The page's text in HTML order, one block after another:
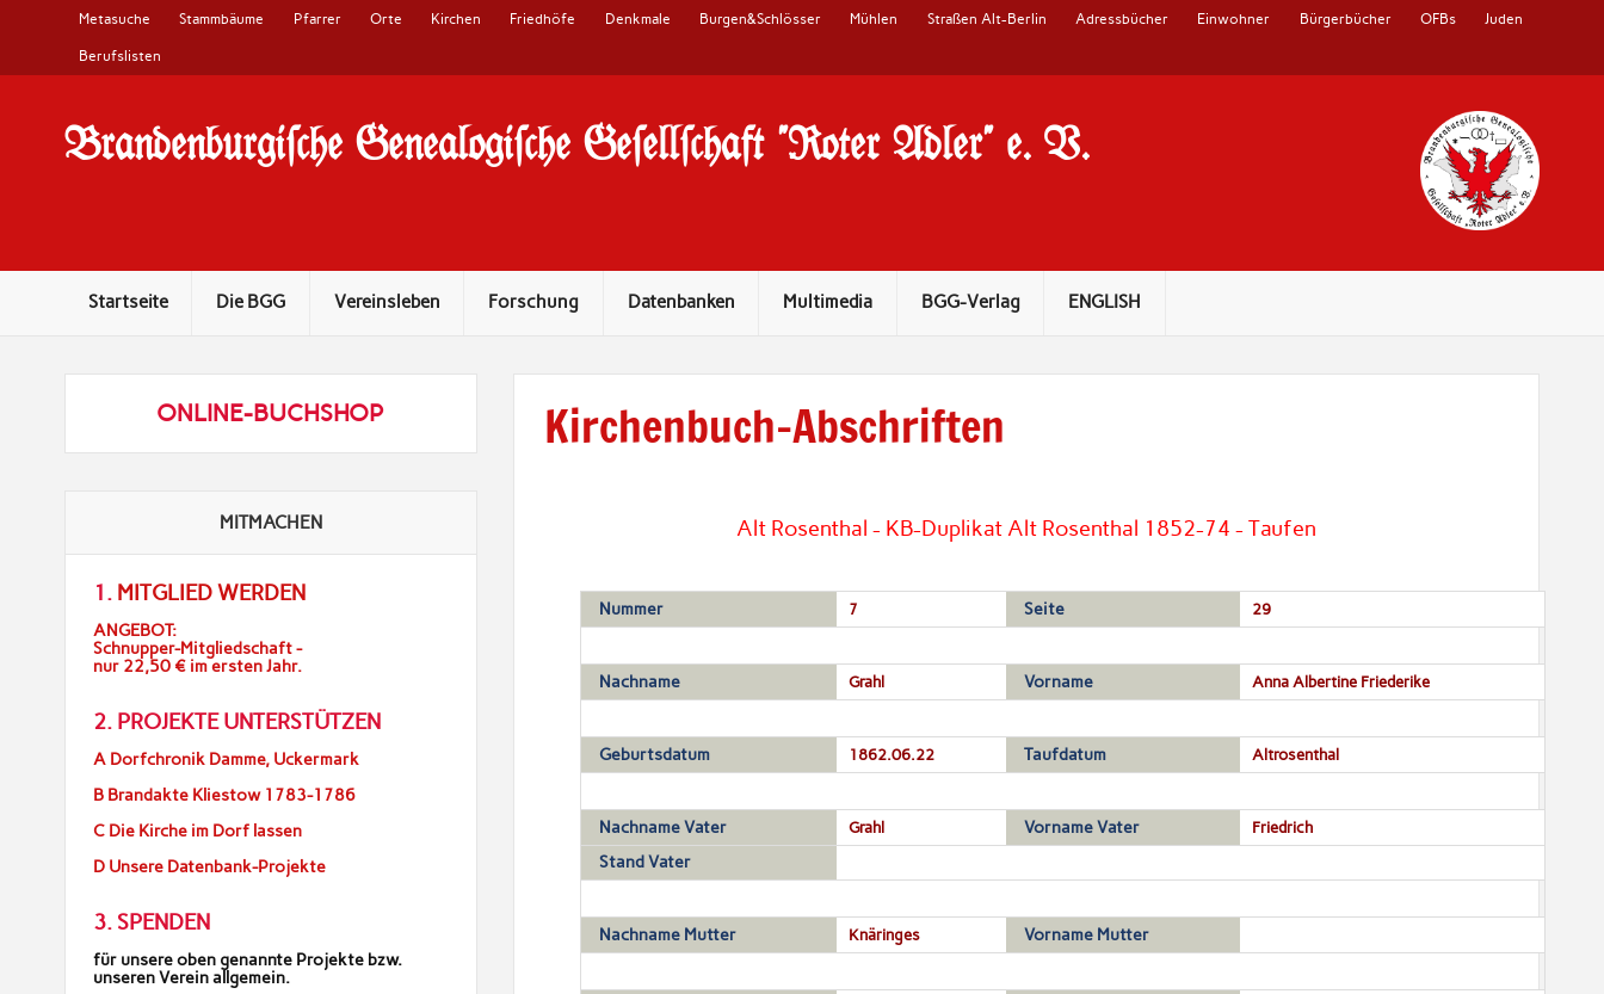
Metasuche Stammbäume Pfarrer Orte Kirchen Friedhöfe Denkmale Burgen&Schlösser Mühlen Straßen Alt-Berlin Adressbücher Einwohner Bürgerbücher OFBs Juden
Berufslisten
Brandenburgi#che Genealogi#che Ge#ell#chaft "Roter Adler" e. V.
Startseite Die BGG Vereinsleben Forschung Datenbanken Multimedia BGG-Verlag ENGLISH
Kirchenbuch-Abschriften
Alt Rosenthal - KB-Duplikat Alt Rosenthal 1852-74 - Taufen
Nummer 7 Seite 29
Nachname Grahl Vorname Anna Albertine Friederike
Geburtsdatum 1862.06.22 Taufdatum Altrosenthal
Nachname Vater Grahl Vorname Vater Friedrich
Stand Vater
Nachname Mutter Knäringes Vorname Mutter
ONLINE-BUCHSHOP
MITMACHEN
1. MITGLIED WERDEN
ANGEBOT:
Schnupper-Mitgliedschaft -
nur 22,50 € im ersten Jahr.
2. PROJEKTE UNTERSTÜTZEN
A Dorfchronik Damme, Uckermark
B Brandakte Kliestow 1783-1786
C Die Kirche im Dorf lassen
D Unsere Datenbank-Projekte
3. SPENDEN
für unsere oben genannte Projekte bzw.
unseren Verein allgemein.